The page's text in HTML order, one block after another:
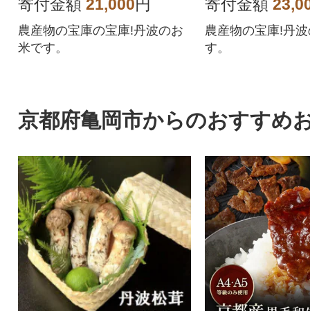
寄付金額 21,000円
農産物の宝庫の宝庫!丹波のお
米です。
寄付金額
農産物の宝庫!丹
す。
京都府亀岡市からのおすすめ